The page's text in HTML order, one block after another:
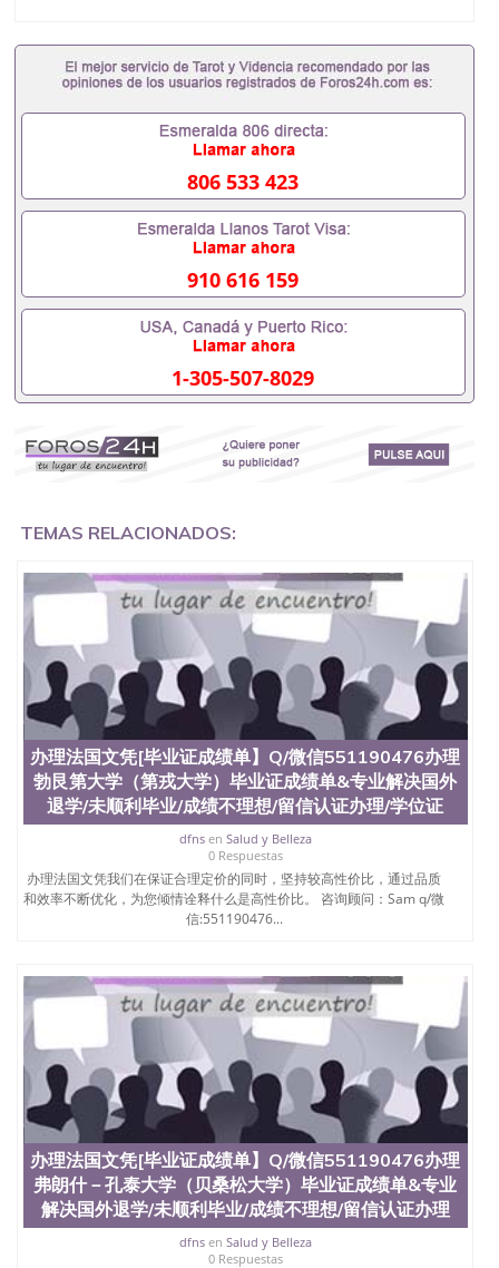
证认证、留服认证、使馆认证、使馆证明、使馆留学
回国人员证明、留学生认证、学历认证、文凭认证学
凭学历、美国文凭学历、澳洲文凭学历、加拿大文凭
学历、新西兰学历认证等q:551190476 微信：
University）圣何塞州立大学毕业证（San Jose State
University）圣何塞州立大学毕业证（San Jose State
University）圣何塞州立大学成绩单（San Jose State
University）圣何塞州立大学成绩单（ San Jose State
University）圣何塞州立大学成绩单（San Jose State
University）成绩单圣何塞州立大学文凭（San Jose
State University）圣何塞州立大学（San Jose State
University）圣何塞州立大学（San Jose State
University）圣何塞州立大学（ San Jose State
University）圣何塞州立大学（San Jose State
University）圣何塞州立大学文凭（San Jose State
University）文凭圣何塞州立大学文凭（San Jose
State University）圣何塞州立大学学历（ San Jose
State University）圣 塞州立大学学历（San Jose
State University）圣何塞州立大学（San Jose State
University）圣何塞州立大学（San Jose State
University）圣何塞州立大学（San Jose State
University）圣何塞州立大学学位证（San Jose State
University）圣何塞州立大学学位证（San Jose State
University）圣何塞州立大学学位证（San Jose State
University）圣何塞州立大学（San Jose State
University）圣何塞州立大学（San Jose State
University）圣何塞州立大学（San Jose State
University）圣何塞州立大学（San Jose State
University）圣何塞州立大学学位证（San Jose State
University）圣何塞州立大学学位证（San Jose State
University）圣何塞州立大学结业证（San Jose State
University）圣何塞州立大学结业证（San Jose State
University）圣何塞州立大学结业证（San Jose State
University）圣何塞州立大学学位证（San Jose State
University）圣何塞州立大学学位证（San Jose State
University）圣何塞州立大学学历证书（San Jose
（San Jose State University）澳洲读书未毕业找人做
文凭学位qq微信551190476澳洲读CQU中央昆士兰大
学学历 绩单购买学位证书/澳洲读本科硕士做文凭/购
买澳洲大学毕业证成绩单假文凭学历
offieUniversityofSouthernQueensland 澳洲读书未毕
业找人做文凭学位qq微信551190476澳洲读CQU中央
昆士兰大学学历成绩单购买学位证书/澳洲读本科硕
士做文凭/购买澳洲大学毕业证成绩单假文凭学历办
理法国文凭[毕业证成绩单】Q/微信551190476办理格
勒诺布尔国立综合理工学院毕业证成绩单&专业解决
国外退学/未顺利毕业/成绩不理想/留信认证办理/学
位证办理 Institut National Polytechni办理法国文凭[毕
业证成绩单】Que de Grenoble
806 533 423
910 616 159
1-305-507-8029
TEMAS RELACIONADOS:
办理法国文凭[毕业证成绩单】Q/微信551190476办理
勃艮第大学（第戎大学）毕业证成绩单&专业解决国外
退学/未顺利毕业/成绩不理想/留信认证办理/学位证
dfnsen Salud y Belleza
0 Respuestas
办理法国文凭我们在保证合理定价的同时，坚持较高性价比，通过品质
和效率不断优化，为您倾情诠释什么是高性价比。 咨询顾问：Sam q/微
信:551190476...
办理法国文凭[毕业证成绩单】Q/微信551190476办理
弗朗什－孔泰大学（贝桑松大学）毕业证成绩单&专业
解决国外退学/未顺利毕业/成绩不理想/留信认证办理
dfnsen Salud y Belleza
0 Respuestas